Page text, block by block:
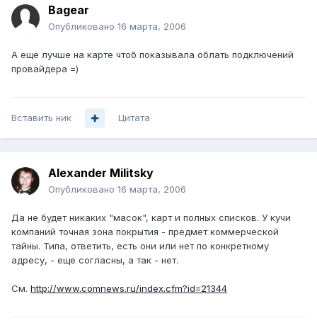
Bagear
Опубликовано 16 марта, 2006
А еще лучше на карте чтоб показывала облать подключений
провайдера =)
Вставить ник Цитата
Alexander Militsky
Опубликовано 16 марта, 2006
Да не будет никаких "масок", карт и полных списков. У кучи
компаний точная зона покрытия - предмет коммерческой
тайны. Типа, ответить, есть они или нет по конкретному
адресу, - еще согласны, а так - нет.
См. http://www.comnews.ru/index.cfm?id=21344